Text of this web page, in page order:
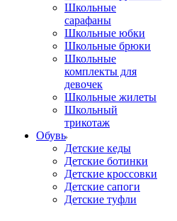
Школьные
сарафаны
Школьные юбки
Школьные брюки
Школьные
комплекты для
девочек
Школьные жилеты
Школьный
трикотаж
Обувь
Детские кеды
Детские ботинки
Детские кроссовки
Детские сапоги
Детские туфли